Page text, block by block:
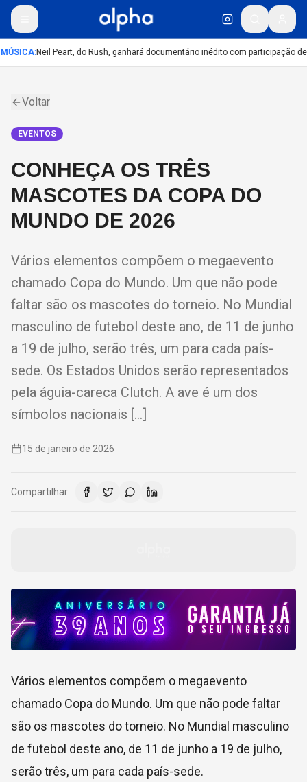
:Neil Peart, do Rush, ganhará documentário inédito com participação de
Voltar
EVENTOS
CONHEÇA OS TRÊS
MASCOTES DA COPA DO
MUNDO DE 2026
Vários elementos compõem o megaevento
chamado Copa do Mundo. Um que não pode
faltar são os mascotes do torneio. No Mundial
masculino de futebol deste ano, de 11 de junho
a 19 de julho, serão três, um para cada país-
sede. Os Estados Unidos serão representados
pela águia-careca Clutch. A ave é um dos
símbolos nacionais […]
15 de janeiro de 2026
Compartilhar:
Vários elementos compõem o megaevento
chamado Copa do Mundo. Um que não pode faltar
são os mascotes do torneio. No Mundial masculino
de futebol deste ano, de 11 de junho a 19 de julho,
serão três, um para cada país-sede.